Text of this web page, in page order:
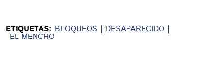
ETIQUETAS: BLOQUEOS DESAPARECIDO
EL MENCHO